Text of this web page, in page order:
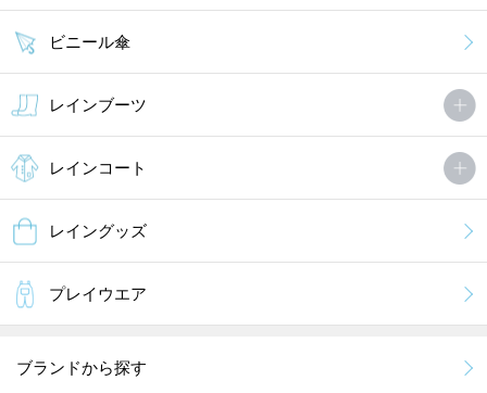
ビニール傘
レインブーツ
レインコート
レイングッズ
プレイウエア
ブランドから探す